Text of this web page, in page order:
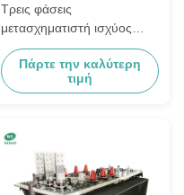
Τρεις φάσεις
μετασχηματιστή ισχύος
μετασχηματιστή διανομής
πετρελαίου 6KV 11kV 400V
33kV 500kVA 1000kVA
Πάρτε την καλύτερη
τιμή